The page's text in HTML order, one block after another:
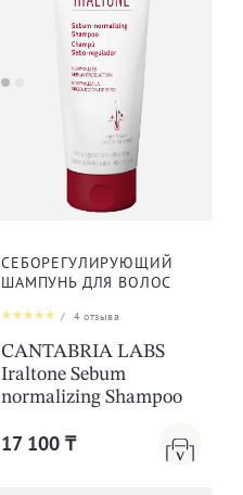
СЕБОРЕГУЛИРУЮЩИЙ
ШАМПУНЬ ДЛЯ ВОЛОС
/ 4отзыва
CANTABRIA LABS
Iraltone Sebum
normalizing Shampoo
17 100 ₸